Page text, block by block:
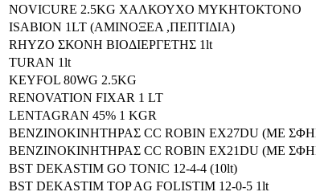
NOVICURE 2.5KG ΧΑΛΚΟΥΧΟ ΜΥΚΗΤΟΚΤΟΝΟ
ISABION 1LT (ΑΜΙΝΟΞΕΑ ,ΠΕΠΤΙΔΙΑ)
RHYZO ΣΚΟΝΗ ΒΙΟΔΙΕΡΓΕΤΗΣ 1lt
TURAN 1lt
KEYFOL 80WG 2.5KG
RENOVATION FIXAR 1 LT
LENTAGRAN 45% 1 KGR
ΒΕΝΖINOKINHTHΡΑΣ CC ROBIN EX27DU (ΜΕ
ΒΕΝΖINOKINHTHΡΑΣ CC ROBIN EX21DU (ΜΕ
BST DEKASTIM GO TONIC 12-4-4 (10lt)
BST DEKASTIM TOP AG FOLISTIM 12-0-5 1lt